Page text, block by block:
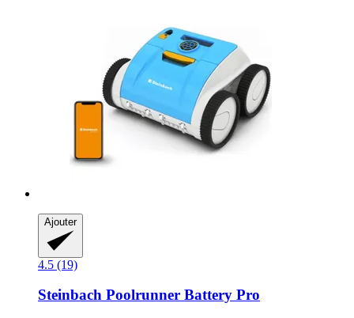
Ajouter
4.5 (19)
Steinbach Poolrunner Battery Pro